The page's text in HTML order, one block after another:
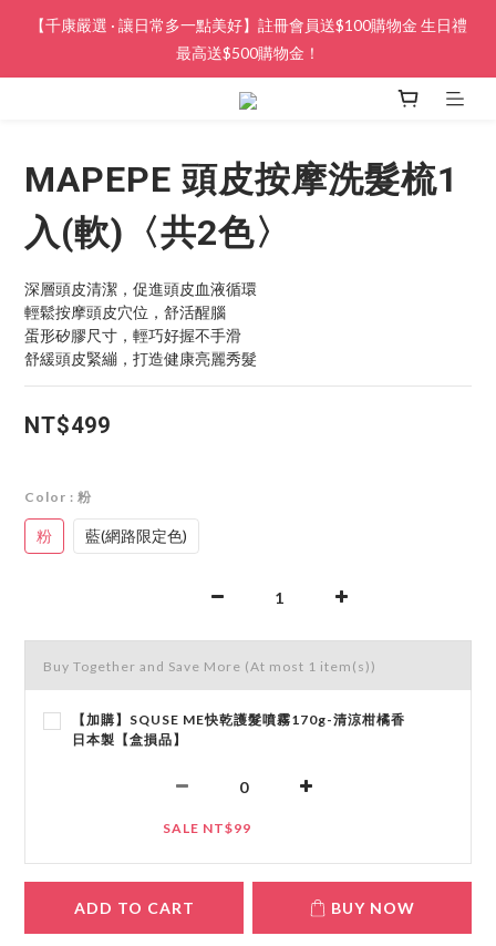
【千康嚴選 · 讓日常多一點美好】註冊會員送$100購物金 生日禮
最高送$500購物金！
MAPEPE 頭皮按摩洗髮梳1
入(軟)〈共2色〉
深層頭皮清潔，促進頭皮血液循環
輕鬆按摩頭皮穴位，舒活醒腦
蛋形矽膠尺寸，輕巧好握不手滑
舒緩頭皮緊繃，打造健康亮麗秀髮
NT$499
Color : 粉
粉 藍(網路限定色)
Buy Together and Save More (At most 1 item(s))
【加購】SQUSE ME快乾護髮噴霧170g-清涼柑橘香
日本製【盒損品】
SALE NT$99
ADD TO CART BUY NOW